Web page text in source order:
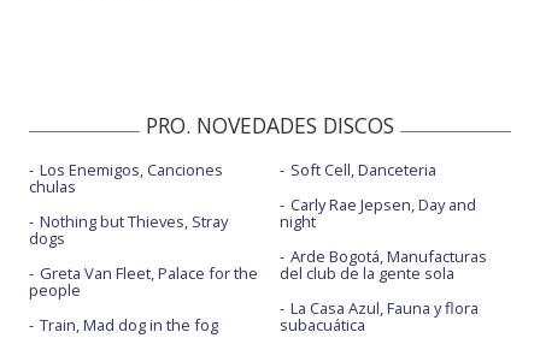
PRO. NOVEDADES DISCOS
Los Enemigos, Canciones
chulas
Nothing but Thieves, Stray
dogs
Greta Van Fleet, Palace for the
people
Train, Mad dog in the fog
Soft Cell, Danceteria
Carly Rae Jepsen, Day and
night
Arde Bogotá, Manufacturas
del club de la gente sola
La Casa Azul, Fauna y flora
subacuática